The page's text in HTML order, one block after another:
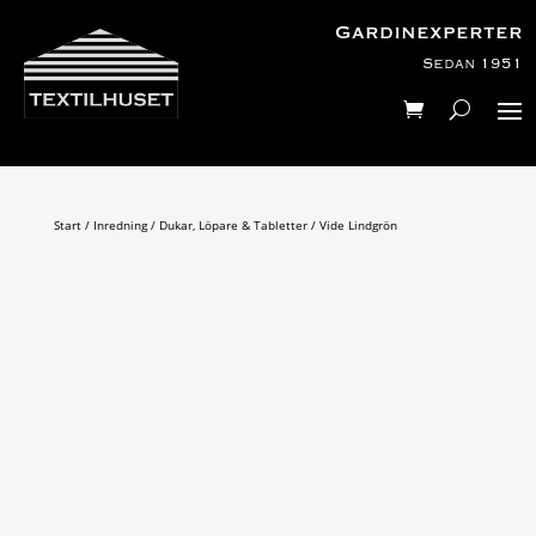
Gardinexperter
Sedan 1951
Start/ Inredning/ Dukar, Löpare & Tabletter/ Vide Lindgrön